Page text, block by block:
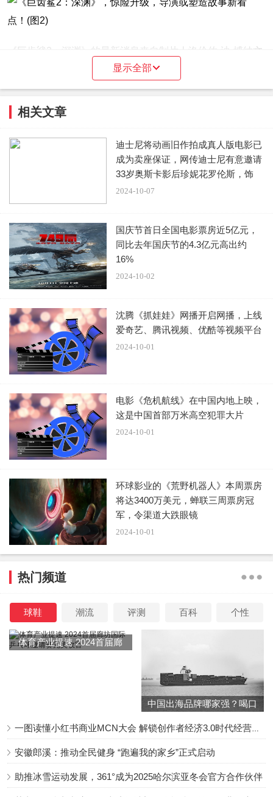
《巨齿鲨2：深渊》的最新消息来自制片人洛伦佐·迪·博纳文
图拉的一次详细采访，谈及即将上映的电影，迪·博纳文图拉
承诺，《巨齿鲨2：深渊》将更加注重幽默，这在第一部电
影中并不突出。
他表示：“我们发现在鲨鱼电影中可以增加比我们最初想象的
更多的喜剧元素。所以我认为这部电影可能会更有趣，其中
还有一些大笑点。” 鲨鱼袭击和幽默的混搭似乎在《巨齿鲨
2》的预告中最为突出的，它用一个滑稽的节奏揭示了其中
迪·博纳文图拉还谈到了电影的评级，他认为电影可以让更广
泛的观众接纳，尽管增加了喜剧元素，缺乏暴力血腥，他们
仍会保持电影的“尖锐”。迪·博纳文图拉还透露，他们已经在
海，对于第三部电影，他们正在考虑“下一个水下体验是什
么？”。
上映日期
《巨齿鲨2：深渊》的更新可以追溯到2018年10月，显示续
集的开发工作在第一部电影上映后不久就开始了。2019年
初，制片人洛伦佐·迪·博纳文图拉确认正在制作剧本。维特
利于2022年初开始拍摄，由于视觉效果可能会更加宏大，后
期制作可能会持续到上映时间的前一刻，这也是目前仍高度
保密的原因。电影将于2023年8月4日在影院上映，国内同步
演员阵容
归。杰森·斯坦森继续领衔出演约纳斯·泰勒，其他部分原班
人马也回归。克利夫·柯蒂斯将继续饰演约纳斯的密友马克
斯，佩奇·肯尼迪回归饰演DJ。不过，李冰冰没有回来，据
说是为了关注自己的心理健康和慈善事业，暂时退出了演艺
界。但她的女儿美莹回来了，继续由蔡书雅饰演。不过，不
显示全部
相关文章
迪士尼将动画旧作拍成真人版电影已
成为卖座保证，网传迪士尼有意邀请
33岁奥斯卡影后珍妮花罗伦斯，饰
演“
2024-10-07
国庆节首日全国电影票房近5亿元，
同比去年国庆节的4.3亿元高出约
16%
2024-10-02
沈腾《抓娃娃》网播开启网播，上线
爱奇艺、腾讯视频、优酷等视频平台
2024-10-01
电影《危机航线》在中国内地上映，
这是中国首部万米高空犯罪大片
2024-10-01
环球影业的《荒野机器人》本周票房
将达3400万美元，蝉联三周票房冠
军，令渠道大跌眼镜
2024-10-01
热门频道
球鞋 潮流 评测 百科 个性
体育产业提速 2024首届廊
中国出海品牌哪家强？喝口
安徽郎溪：推动全民健身 “跑遍我的家乡”正式启动
助推冰雪运动发展，361°成为2025哈尔滨亚冬会官方合作伙伴